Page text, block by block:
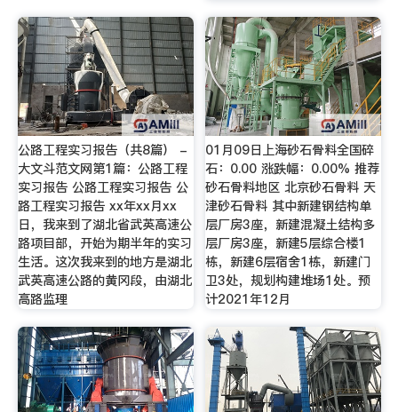
公路工程实习报告（共8篇） -
大文斗范文网第1篇：公路工程
实习报告 公路工程实习报告 公
路工程实习报告 xx年xx月xx
日，我来到了湖北省武英高速公
路项目部，开始为期半年的实习
生活。这次我来到的地方是湖北
武英高速公路的黄冈段，由湖北
高路监理
01月09日上海砂石骨料全国碎
石：0.00 涨跌幅：0.00% 推荐
砂石骨料地区 北京砂石骨料 天
津砂石骨料 其中新建钢结构单
层厂房3座，新建混凝土结构多
层厂房3座，新建5层综合楼1
栋，新建6层宿舍1栋，新建门
卫3处，规划构建堆场1处。预
计2021年12月